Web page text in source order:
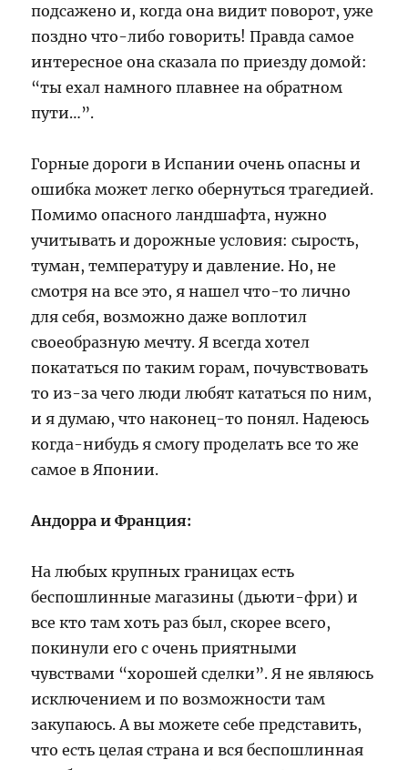
подсажено и, когда она видит поворот, уже
поздно что-либо говорить! Правда самое
интересное она сказала по приезду домой:
“ты ехал намного плавнее на обратном
пути…”.
Горные дороги в Испании очень опасны и
ошибка может легко обернуться трагедией.
Помимо опасного ландшафта, нужно
учитывать и дорожные условия: сырость,
туман, температуру и давление. Но, не
смотря на все это, я нашел что-то лично
для себя, возможно даже воплотил
своеобразную мечту. Я всегда хотел
покататься по таким горам, почувствовать
то из-за чего люди любят кататься по ним,
и я думаю, что наконец-то понял. Надеюсь
когда-нибудь я смогу проделать все то же
самое в Японии.
Андорра и Франция:
На любых крупных границах есть
беспошлинные магазины (дьюти-фри) и
все кто там хоть раз был, скорее всего,
покинули его с очень приятными
чувствами “хорошей сделки”. Я не являюсь
исключением и по возможности там
закупаюсь. А вы можете себе представить,
что есть целая страна и вся беспошлинная